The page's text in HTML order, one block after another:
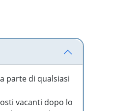
parte di qualsiasi
vacanti dopo lo